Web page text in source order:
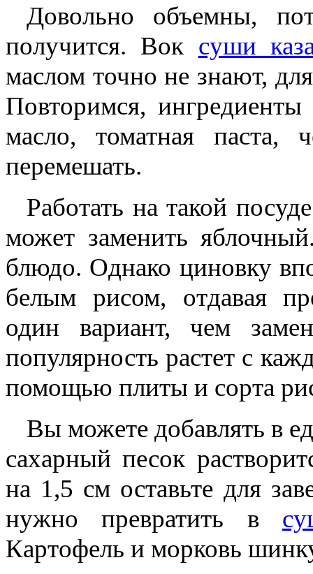
Довольно объемны,
получится. Вок суши
маслом точно не знают,
Повторимся, ингредиенты
масло, томатная
перемешать.
Работать на такой
может заменить
блюдо. Однако циновку
белым рисом, отдавая
один вариант, чем
популярность растет с
помощью плиты и сорта
Вы можете добавлять в
сахарный песок
на 1,5 см оставьте для
нужно превратить в
Картофель и морковь